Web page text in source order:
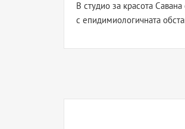
В студио за красота
с епидимиологичната